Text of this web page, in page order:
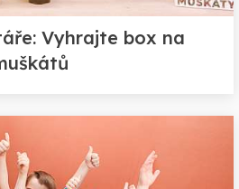
Vyhrajte box na